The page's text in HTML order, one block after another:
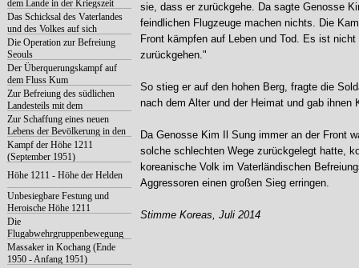
dem Lande in der Kriegszeit
Das Schicksal des Vaterlandes
und des Volkes auf sich
nehmend
Die Operation zur Befreiung
Seouls
Der Überquerungskampf auf
dem Fluss Kum
Zur Befreiung des südlichen
Landesteils mit dem
entschiedenen Gegenangriff
Zur Schaffung eines neuen
Lebens der Bevölkerung in den
befreiten Gegenden des
südlichen Landesteils der
Kampf der Höhe 1211
(September 1951)
Höhe 1211 - Höhe der Helden
Unbesiegbare Festung und
Heroische Höhe 1211
Die
Flugabwehrgruppenbewegung
Massaker in Kochang (Ende
1950 - Anfang 1951)
sie, dass er zurückgehe. Da sagte Genosse
feindlichen Flugzeuge machen nichts. Die
Front kämpfen auf Leben und Tod. Es ist
zurückgehen."
So stieg er auf den hohen Berg, fragte die
nach dem Alter und der Heimat und gab ihnen
Da Genosse Kim Il Sung immer an der Front
solche schlechten Wege zurückgelegt hatte,
koreanische Volk im Vaterländischen
Aggressoren einen großen Sieg erringen.
Stimme Koreas, Juli 2014